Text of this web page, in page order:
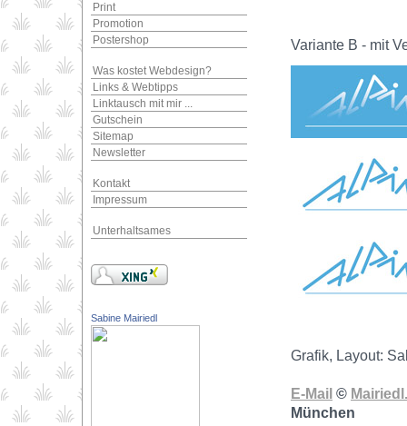
Print
Promotion
Postershop
Was kostet Webdesign?
Links & Webtipps
Linktausch mit mir ...
Gutschein
Sitemap
Newsletter
Kontakt
Impressum
Unterhaltsames
Sabine Mairiedl
Variante B - mit
Grafik, Layout:
E-Mail ©
München